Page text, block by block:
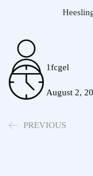
1fcgel
August 2,
PREVIOUS